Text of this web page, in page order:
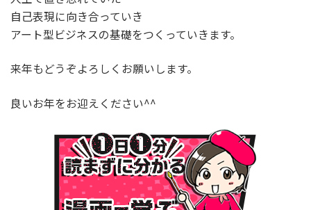
自己表現に向き合っていき
アート型ビジネスの基礎をつくっていきます。
来年もどうぞよろしくお願いします。
良いお年をお迎えください^^